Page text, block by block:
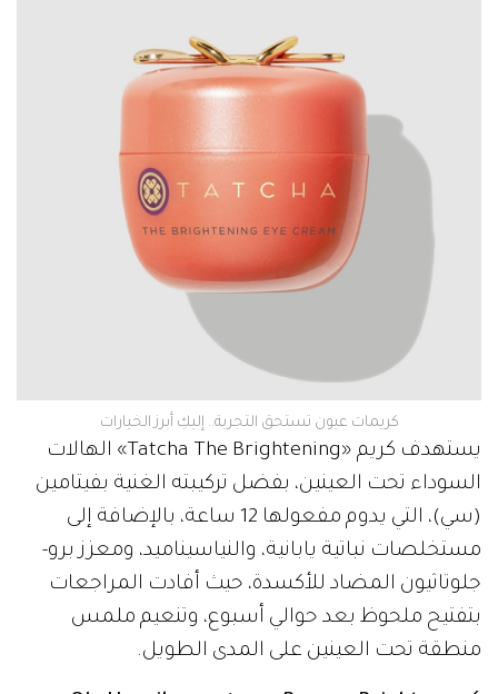
كريمات عيون تستحق التجربة.. إليكِ أبرز الخيارات
يستهدف كريم «Tatcha The Brightening» الهالات
السوداء تحت العينين، بفضل تركيبته الغنية بفيتامين
(سي)، التي يدوم مفعولها 12 ساعة، بالإضافة إلى
مستخلصات نباتية يابانية، والنياسيناميد، ومعزز برو-
جلوتاثيون المضاد للأكسدة، حيث أفادت المراجعات
بتفتيح ملحوظ بعد حوالي أسبوع، وتنعيم ملمس
منطقة تحت العينين على المدى الطويل.